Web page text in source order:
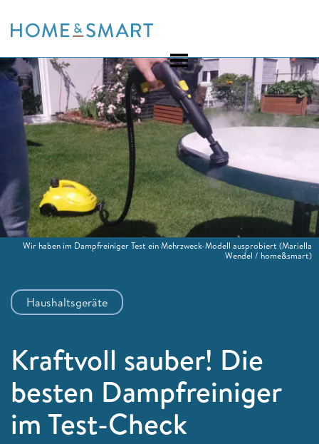
to
Haushaltsgeräte
Kraftvoll sauber! Die
besten Dampfreiniger
im Test-Check
Wir haben im Dampfreiniger Test ein Mehrzweck-Modell ausprobiert (Mariella
Wendel / home&smart)